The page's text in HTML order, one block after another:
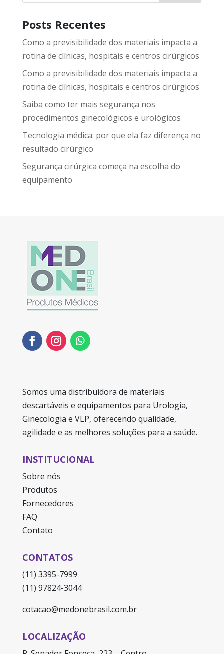
Posts Recentes
Como a previsibilidade dos materiais impacta a
rotina de clínicas, hospitais e centros cirúrgicos
Como a previsibilidade dos materiais impacta a
rotina de clínicas, hospitais e centros cirúrgicos
Saiba como ter mais segurança nos
procedimentos ginecológicos e urológicos
Tecnologia médica: por que ela faz diferença no
resultado cirúrgico
Segurança cirúrgica começa na escolha do
equipamento
Somos uma distribuidora de materiais
descartáveis e equipamentos para Urologia,
Ginecologia e VLP, oferecendo qualidade,
agilidade e as melhores soluções para a saúde.
INSTITUCIONAL
Sobre nós
Produtos
Fornecedores
FAQ
Contato
CONTATOS
(11) 3395-7999
(11) 97824-3044
cotacao@medonebrasil.com.br
LOCALIZAÇÃO